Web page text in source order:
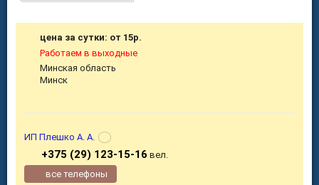
цена за сутки: от 15р.
Работаем в выходные
Минская область
Минск
ИП Плешко А. А.
+375 (29) 123-15-16 вел.
все телефоны